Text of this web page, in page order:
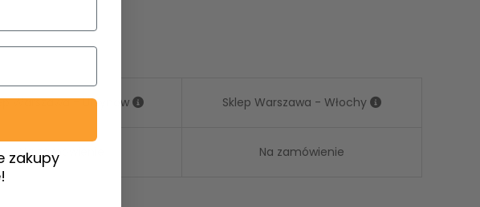
Warszawa - Ursynów Sklep Warszawa - Włochy
Na zamówienie Na zamówienie
zakupy